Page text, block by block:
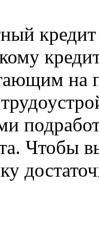
на
Чтобы